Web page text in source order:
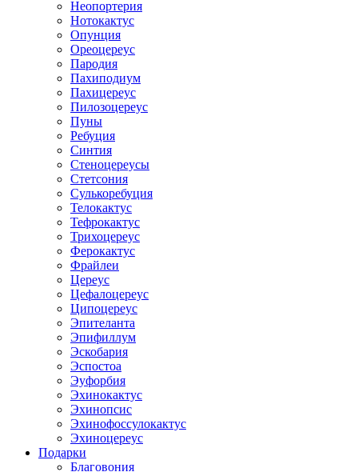
Неопортерия
Нотокактус
Опунция
Ореоцереус
Пародия
Пахиподиум
Пахицереус
Пилозоцереус
Пуны
Ребуция
Синтия
Стеноцереусы
Стетсония
Сулькоребуция
Телокактус
Тефрокактус
Трихоцереус
Ферокактус
Фрайлеи
Цереус
Цефалоцереус
Ципоцереус
Эпителанта
Эпифиллум
Эскобария
Эспостоа
Эуфорбия
Эхинокактус
Эхинопсис
Эхинофоссулокактус
Эхиноцереус
Подарки
Благовония